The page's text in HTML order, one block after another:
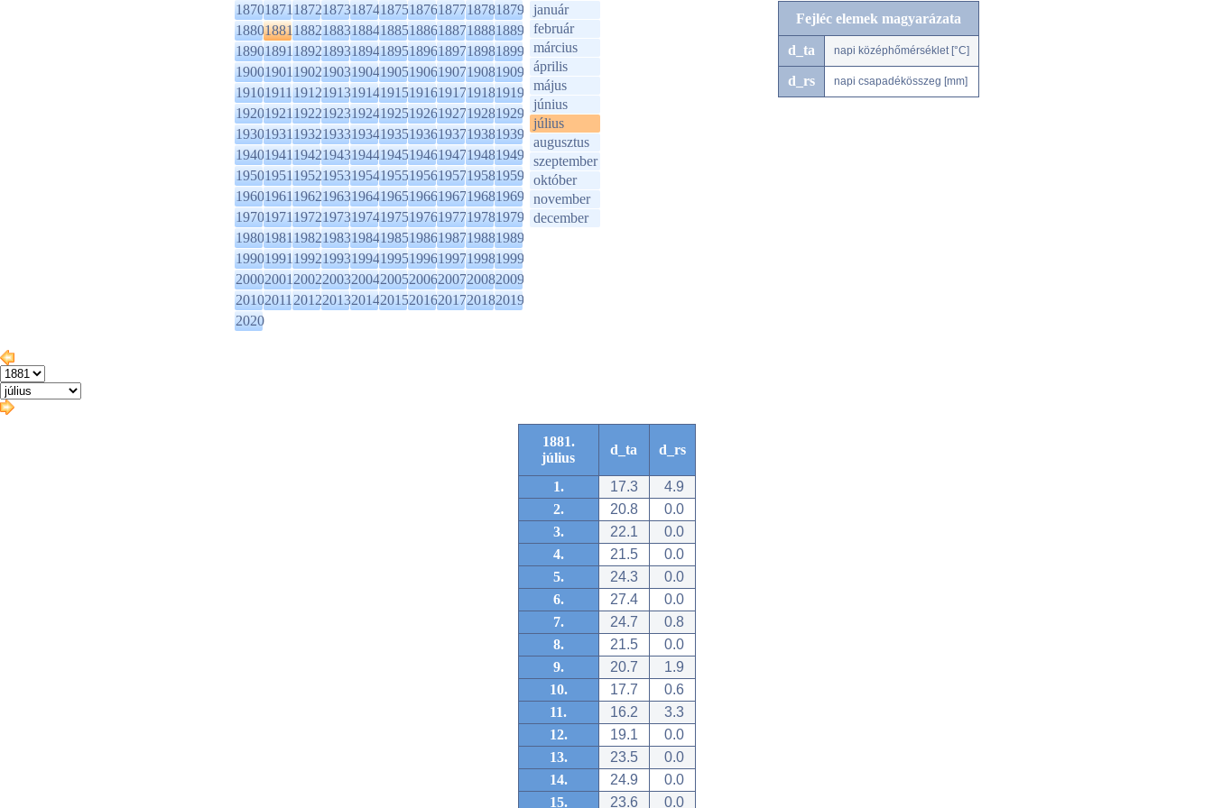
1870187118721873187418751876187718781879
1880188118821883188418851886188718881889
1890189118921893189418951896189718981899
1900190119021903190419051906190719081909
1910191119121913191419151916191719181919
1920192119221923192419251926192719281929
1930193119321933193419351936193719381939
1940194119421943194419451946194719481949
1950195119521953195419551956195719581959
1960196119621963196419651966196719681969
1970197119721973197419751976197719781979
1980198119821983198419851986198719881989
1990199119921993199419951996199719981999
2000200120022003200420052006200720082009
2010201120122013201420152016201720182019
2020
január
február
március
április
május
június
július
augusztus
szeptember
október
november
december
Fejléc elemek magyarázata
d_ta napi középhőmérséklet [°C]
d_rs napi csapadékösszeg [mm]
1881.
július
d_ta d_rs
1. 17.3
4.9
2.
20.8
0.0
3.
22.1
0.0
4.
21.5
0.0
5.
24.3
0.0
6.
27.4
0.0
7.
24.7
0.8
8.
21.5
0.0
9.
20.7
1.9
10.
17.7
0.6
11.
16.2
3.3
12.
19.1
0.0
13.
23.5
0.0
14.
24.9
0.0
15.
23.6 0.0